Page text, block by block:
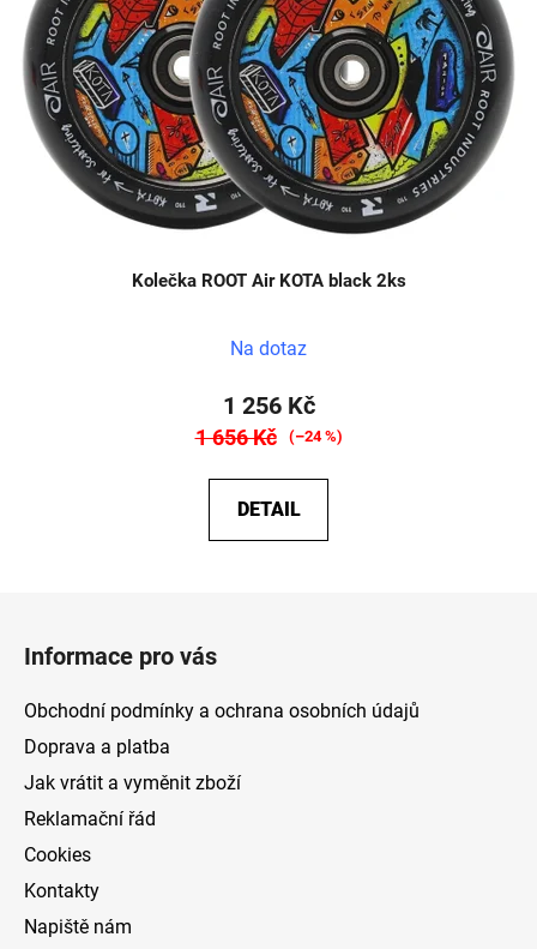
Kolečka ROOT Air KOTA black 2ks
Na dotaz
1 256 Kč
1 656 Kč (–24 %)
DETAIL
Informace pro vás
Obchodní podmínky a ochrana osobních údajů
Doprava a platba
Jak vrátit a vyměnit zboží
Reklamační řád
Cookies
Kontakty
Napiště nám